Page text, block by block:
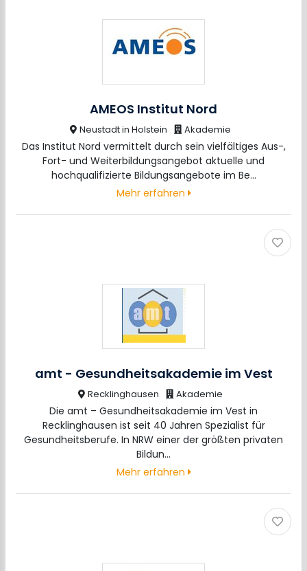
AMEOS Institut Nord
Neustadt in Holstein Akademie
Das Institut Nord vermittelt durch sein vielfältiges Aus-,
Fort- und Weiterbildungsangebot aktuelle und
hochqualifizierte Bildungsangebote im Be…
Mehr erfahren
amt - Gesundheitsakademie im Vest
Recklinghausen Akademie
Die amt – Gesundheitsakademie im Vest in
Recklinghausen ist seit 40 Jahren Spezialist für
Gesundheitsberufe. In NRW einer der größten privaten
Bildun…
Mehr erfahren